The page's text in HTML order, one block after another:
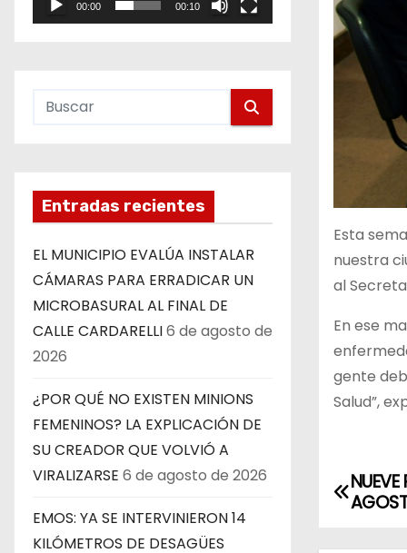
00:00 00:10
Entradas recientes
EL MUNICIPIO EVALÚA INSTALAR
CÁMARAS PARA ERRADICAR UN
MICROBASURAL AL FINAL DE
CALLE CARDARELLI6 de agosto de
2026
¿POR QUÉ NO EXISTEN MINIONS
FEMENINOS? LA EXPLICACIÓN DE
SU CREADOR QUE VOLVIÓ A
VIRALIZARSE 6 de agosto de 2026
EMOS: YA SE INTERVINIERON 14
KILÓMETROS DE DESAGÜES
Esta
nuestra
al
En ese
gente
Salud”,
N